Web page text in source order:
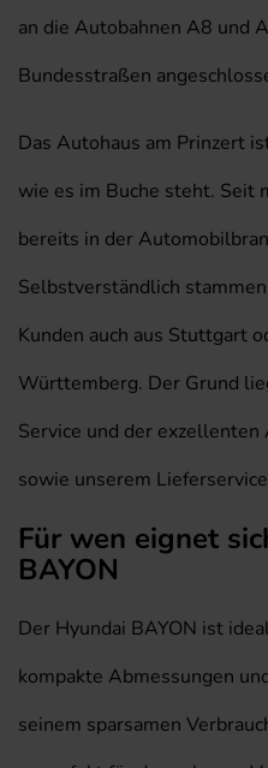
an die Autobahnen A8 und
Bundesstraßen
Das Autohaus am Prinzert
wie es im Buche steht. Seit
bereits in der
Selbstverständlich
Kunden auch aus Stuttgart
Württemberg. Der Grund
Service und der
sowie unserem
Für wen eignet
BAYON
Der Hyundai BAYON ist
kompakte Abmessungen
seinem sparsamen